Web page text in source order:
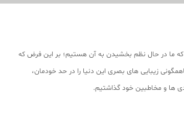
ما در حال نظم بخشیدن به آن هستیم؛ بر این فرض که
زیبایی های بصری این دنیا را در حد خودمان،
ها و مخاطبین خود گذاشتیم.